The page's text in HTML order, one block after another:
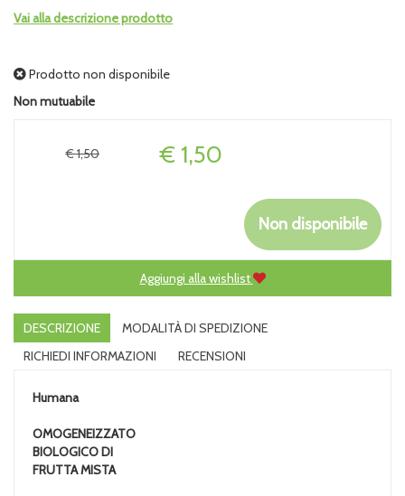
Vai alla descrizione prodotto
Prodotto non disponibile
Non mutuabile
Prezzo
€ 1,50
€ 1,50
Non disponibile
Aggiungi alla wishlist
DESCRIZIONE
MODALITÀ DI SPEDIZIONE
RICHIEDI INFORMAZIONI
RECENSIONI
Humana
OMOGENEIZZATO
BIOLOGICO DI
FRUTTA MISTA